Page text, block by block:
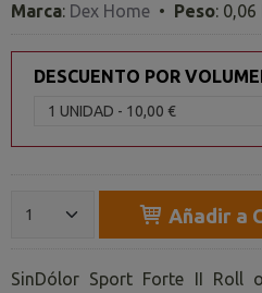
Marca: Dex Home • Peso: 0,06
DESCUENTO POR
Añadir a
SinDólor Sport Forte II Roll